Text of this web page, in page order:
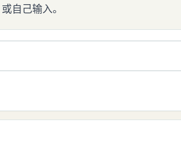
自己输入。